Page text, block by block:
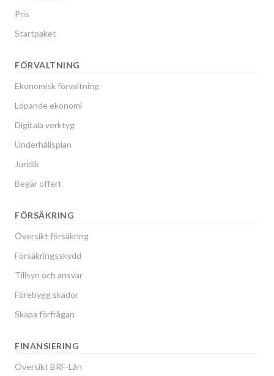
Pris
Startpaket
FÖRVALTNING
Ekonomisk förvaltning
Löpande ekonomi
Digitala verktyg
Underhållsplan
Juridik
Begär offert
FÖRSÄKRING
Översikt försäkring
Försäkringsskydd
Tillsyn och ansvar
Förebygg skador
Skapa förfrågan
FINANSIERING
Översikt BRF-Lån